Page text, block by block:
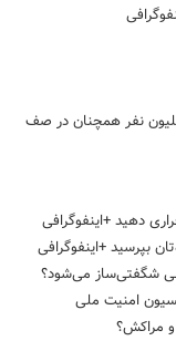
میلیون نفر همچنان در صف
دهید +اینفوگرافی
امنیت ملی
و مراکش؟